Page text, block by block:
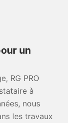
un
RG PRO
à
nous
les travaux